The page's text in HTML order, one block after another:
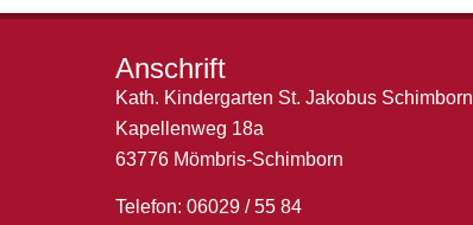
Anschrift
Kath. Kindergarten St. Jakobus Schimborn
Kapellenweg 18a
63776 Mömbris-Schimborn
Telefon: 06029 / 55 84